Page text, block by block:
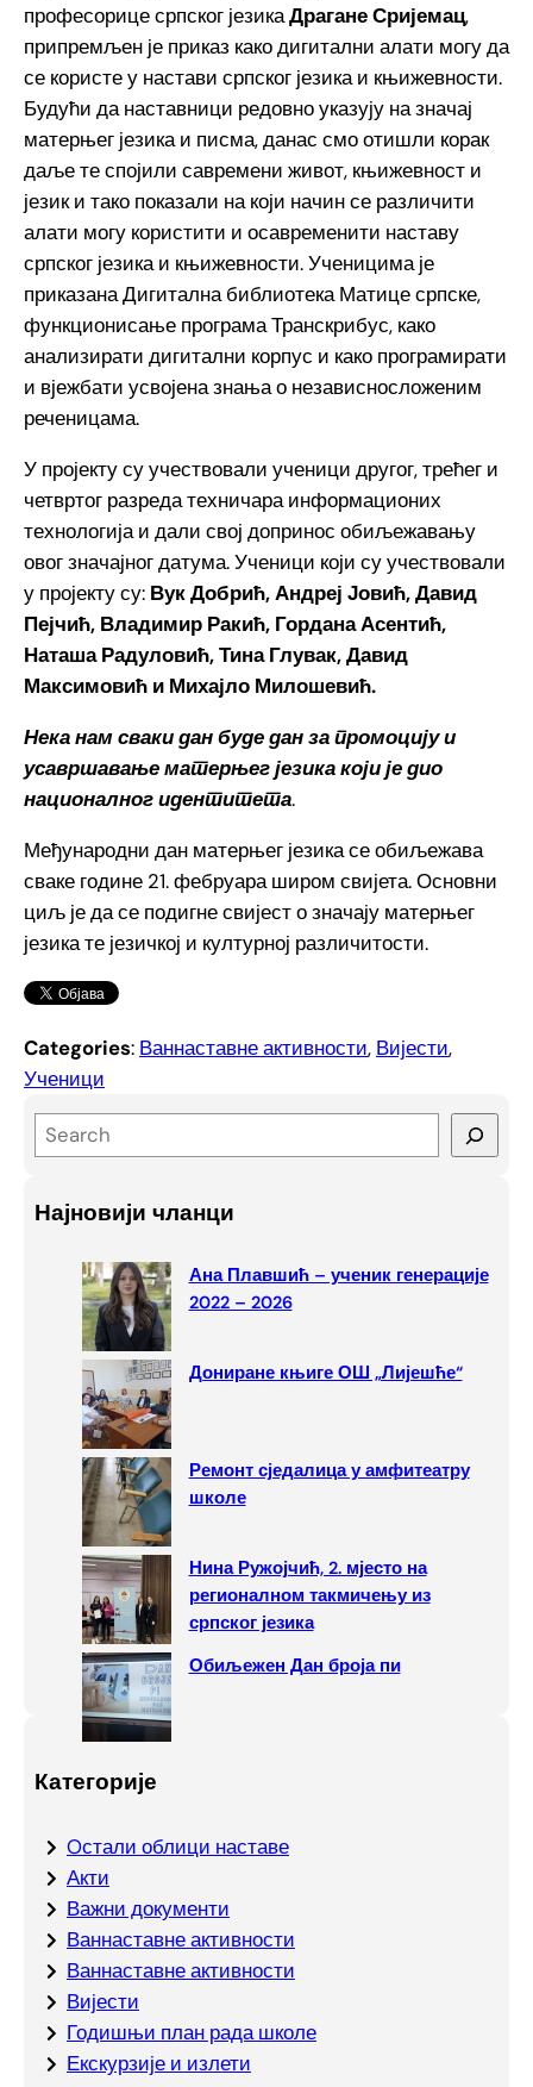
професорице српског језикаДрагане Сријемац,
припремљен је приказ како дигитални алати могу да
се користе у настави српског језика и књижевности.
Будући да наставници редовно указују на значај
матерњег језика и писма, данас смо отишли корак
даље те спојили савремени живот, књижевност и
језик и тако показали на који начин се различити
алати могу користити и осавременити наставу
српског језика и књижевности. Ученицима је
приказана Дигитална библиотека Матице српске,
функционисање програма Транскрибус, како
анализирати дигитални корпус и како програмирати
и вјежбати усвојена знања о независносложеним
реченицама.
У пројекту су учествовали ученици другог, трећег и
четвртог разреда техничара информационих
технологија и дали свој допринос обиљежавању
овог значајног датума. Ученици који су учествовали
у пројекту су: Вук Добрић, Андреј Јовић, Давид
Пејчић, Владимир Ракић, Гордана Асентић,
Наташа Радуловић, Тина Глувак, Давид
Максимовић и Михајло Милошевић.
Нека нам сваки дан буде дан за промоцију и
усавршавање матерњег језика који је дио
националног идентитета.
Међународни дан матерњег језика се обиљежава
сваке године 21. фебруара широм свијета. Основни
циљ је да се подигне свијест о значају матерњег
језика те језичкој и културној различитости.
Categories: Ваннаставне активности, Вијести
Ученици
e
rНајновији чланци
Ана Плавшић – ученик генерације
2022 – 2026
Дониране књиге ОШ „Лијешће“
Ремонт сједалица у амфитеатру
школе
Нина Ружојчић, 2. мјесто на
регионалном такмичењу из
српског језика
Обиљежен Дан броја пи
Категорије
Oстали облици наставе
Акти
Важни документи
Ваннаставне активности
Ваннаставне активности
Вијести
Годишњи план рада школе
Екскурзије и излети